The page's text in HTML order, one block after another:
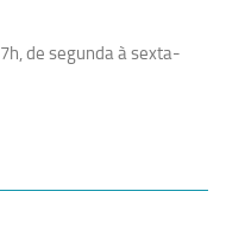
de segunda à sexta-